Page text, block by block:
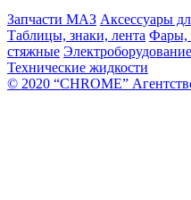
Запчасти МАЗ Аксессуары
Таблицы, знаки, лента Фары,
стяжные Электроборудование
Технические жидкости
© 2020 “CHROME”